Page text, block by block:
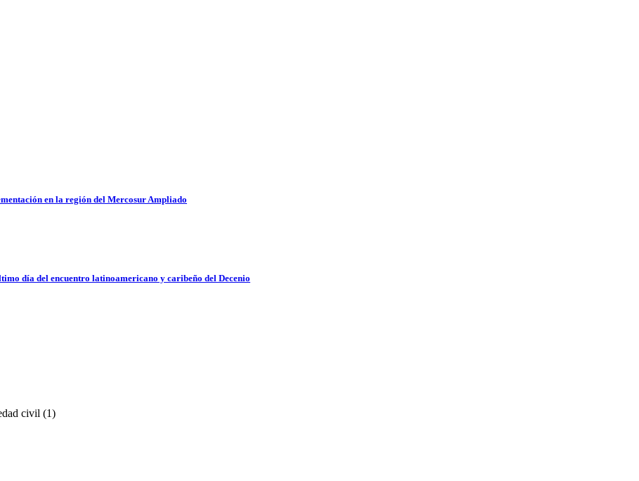
en la región del Mercosur Ampliado
día del encuentro latinoamericano y caribeño del Decenio
civil (1)